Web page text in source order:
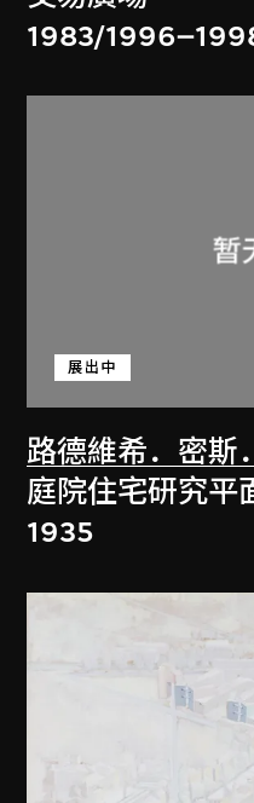
1983/
路德維希．密斯
展出中
庭院住宅研究平
1935